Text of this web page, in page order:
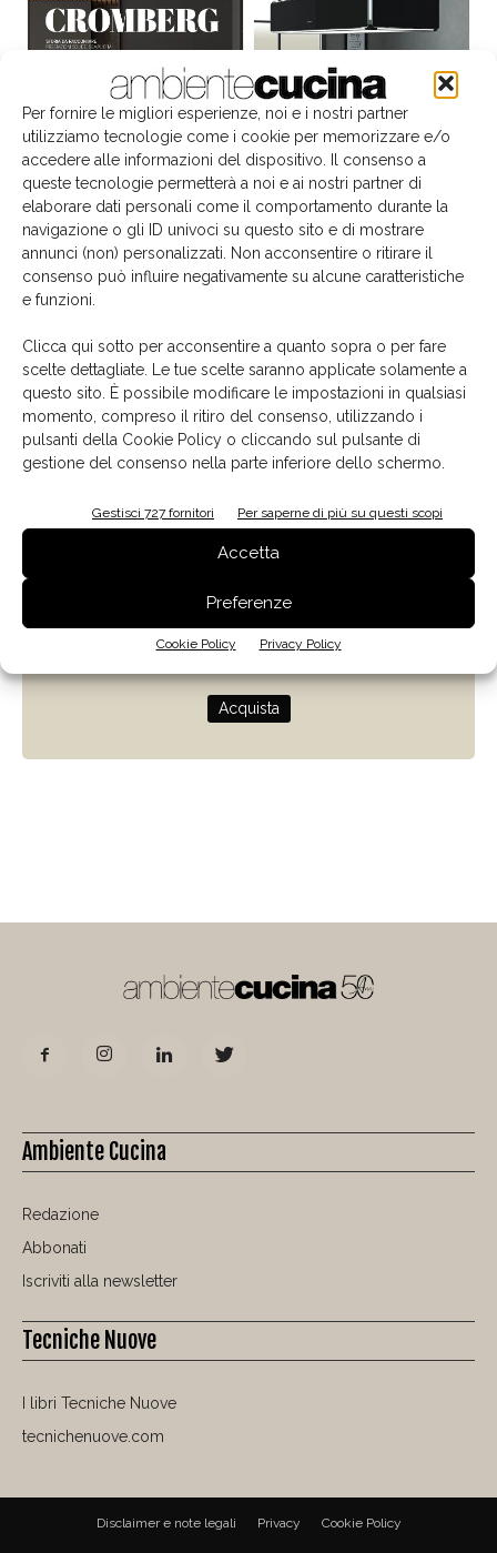
Per fornire le migliori esperienze, noi e i nostri partner
utilizziamo tecnologie come i cookie per memorizzare e/o
accedere alle informazioni del dispositivo. Il consenso a
queste tecnologie permetterà a noi e ai nostri partner di
elaborare dati personali come il comportamento durante la
navigazione o gli ID univoci su questo sito e di mostrare
annunci (non) personalizzati. Non acconsentire o ritirare il
consenso può influire negativamente su alcune caratteristiche
e funzioni.
Clicca qui sotto per acconsentire a quanto sopra o per fare
scelte dettagliate. Le tue scelte saranno applicate solamente a
questo sito. È possibile modificare le impostazioni in qualsiasi
momento, compreso il ritiro del consenso, utilizzando i
pulsanti della Cookie Policy o cliccando sul pulsante di
gestione del consenso nella parte inferiore dello schermo.
Gestisci 727 fornitori Per saperne di più su questi scopi
Accetta
Preferenze
Cookie Policy Privacy Policy
Progettare con la luce naturale
di Giulio Camiz
Acquista
Ambiente Cucina
Redazione
Abbonati
Iscriviti alla newsletter
Tecniche Nuove
I libri Tecniche Nuove
tecnichenuove.com
Disclaimer e note legali Privacy Cookie Policy